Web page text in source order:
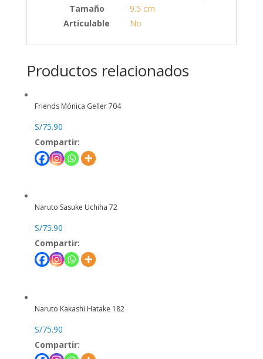
Tamaño
9.5 cm
Articulable
No
Productos relacionados
Friends Mónica Geller 704
S/75.90
Compartir:
Naruto Sasuke Uchiha 72
S/75.90
Compartir:
Naruto Kakashi Hatake 182
S/75.90
Compartir: